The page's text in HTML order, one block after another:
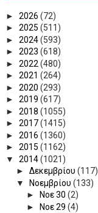
► 2026 (72)
► 2025 (511)
► 2024(593)
► 2023 (618)
► 2022 (480)
► 2021 (264)
► 2020 (293)
► 2019 (617)
► 2018 (1055)
► 2017(1415)
► 2016 (1360)
► 2015 (1162)
▼ 2014(1021)
► Δεκεμβρίου (117)
▼
Νοεμβρίου (133)
►
Νοε 30 (2)
►
Νοε 29 (4)